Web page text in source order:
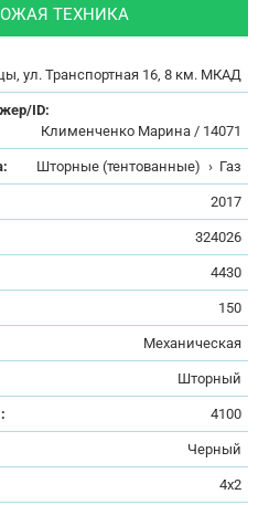
ТЕХНИКА
ул. Транспортная 16, 8 км. МКАД
ID:
Клименченко Марина / 14071
Шторные (тентованные) › Газ
2017
324026
4430
150
Механическая
Шторный
4100
Черный
4x2